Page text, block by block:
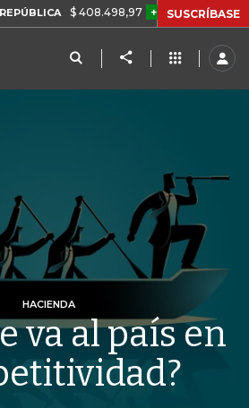
$ 408.498,97 +$ 8.753,81 +2,19%
SUSCRÍBASE
HACIENDA
va al país en